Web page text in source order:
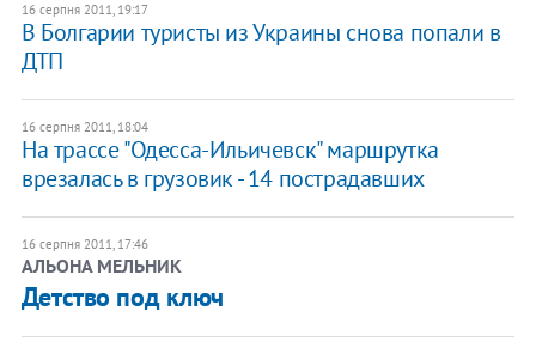
16 серпня 2011, 19:17
В Болгарии туристы из Украины снова попали в
ДТП
16 серпня 2011, 18:04
На трассе "Одесса-Ильичевск" маршрутка
врезалась в грузовик - 14 пострадавших
16 серпня 2011, 17:46
АЛЬОНА МЕЛЬНИК
Детство под ключ